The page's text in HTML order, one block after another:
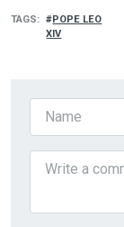
TAGS
POPE LEO
XIV